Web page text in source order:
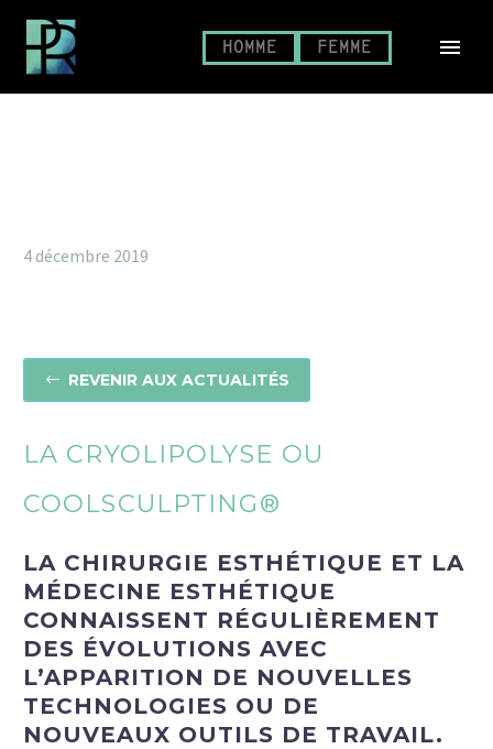
HOMME FEMME
4 décembre 2019
# REVENIR AUX ACTUALITÉS
LA CRYOLIPOLYSE OU
COOLSCULPTING®
LA CHIRURGIE ESTHÉTIQUE ET LA
MÉDECINE ESTHÉTIQUE
CONNAISSENT RÉGULIÈREMENT
DES ÉVOLUTIONS AVEC
L’APPARITION DE NOUVELLES
TECHNOLOGIES OU DE
NOUVEAUX OUTILS DE TRAVAIL.